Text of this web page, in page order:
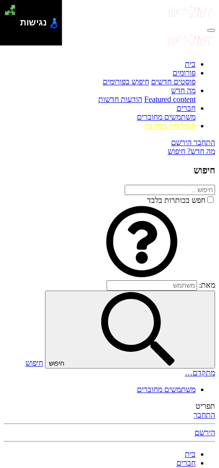
בית
פורומים
פוסטים חדשים חיפוש בפורומים
מה חדש
Featured content הודעות חדשות
חברים
משתמשים מחוברים
הסולידית ממליצה
התחבר הירשם
מה חדש? חיפוש
חיפוש
חפש בכותרות בלבד
מאת:
חיפוש
חיפוש
מתקדם…
משתמשים מחוברים
תפריט
התחבר
הירשם
בית
חברים
נגישות